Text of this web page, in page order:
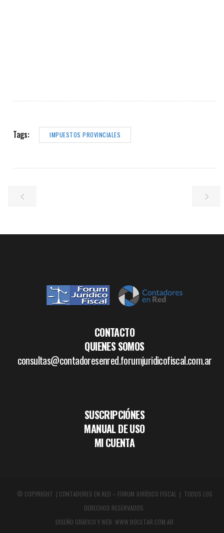
Tags: IMPUESTOS PROVINCIALES
CONTACTO
QUIENES SOMOS
consultas@contadoresenred.forumjuridicofiscal.com.ar
SUSCRIPCIÓNES
MANUAL DE USO
MI CUENTA
© COPYRIGHT | CONTADORES EN RED – FORUM JURÍDICO FISCAL | TODOS LOS
DERECHOS RESERVADOS.
DISEÑO GRÁFICO Y WEB: WWW.BOCETAR.COM.AR